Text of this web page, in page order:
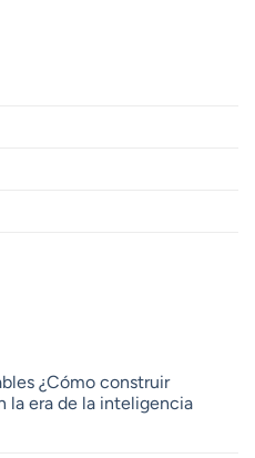
¿Cómo construir
la era de la inteligencia